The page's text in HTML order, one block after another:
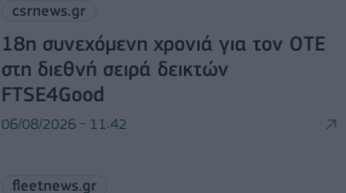
csrnews.gr
18η συνεχόμενη χρονιά για τον ΟΤΕ
στη διεθνή σειρά δεικτών
FTSE4Good
06/08/2026 - 11:42
fleetnews.gr